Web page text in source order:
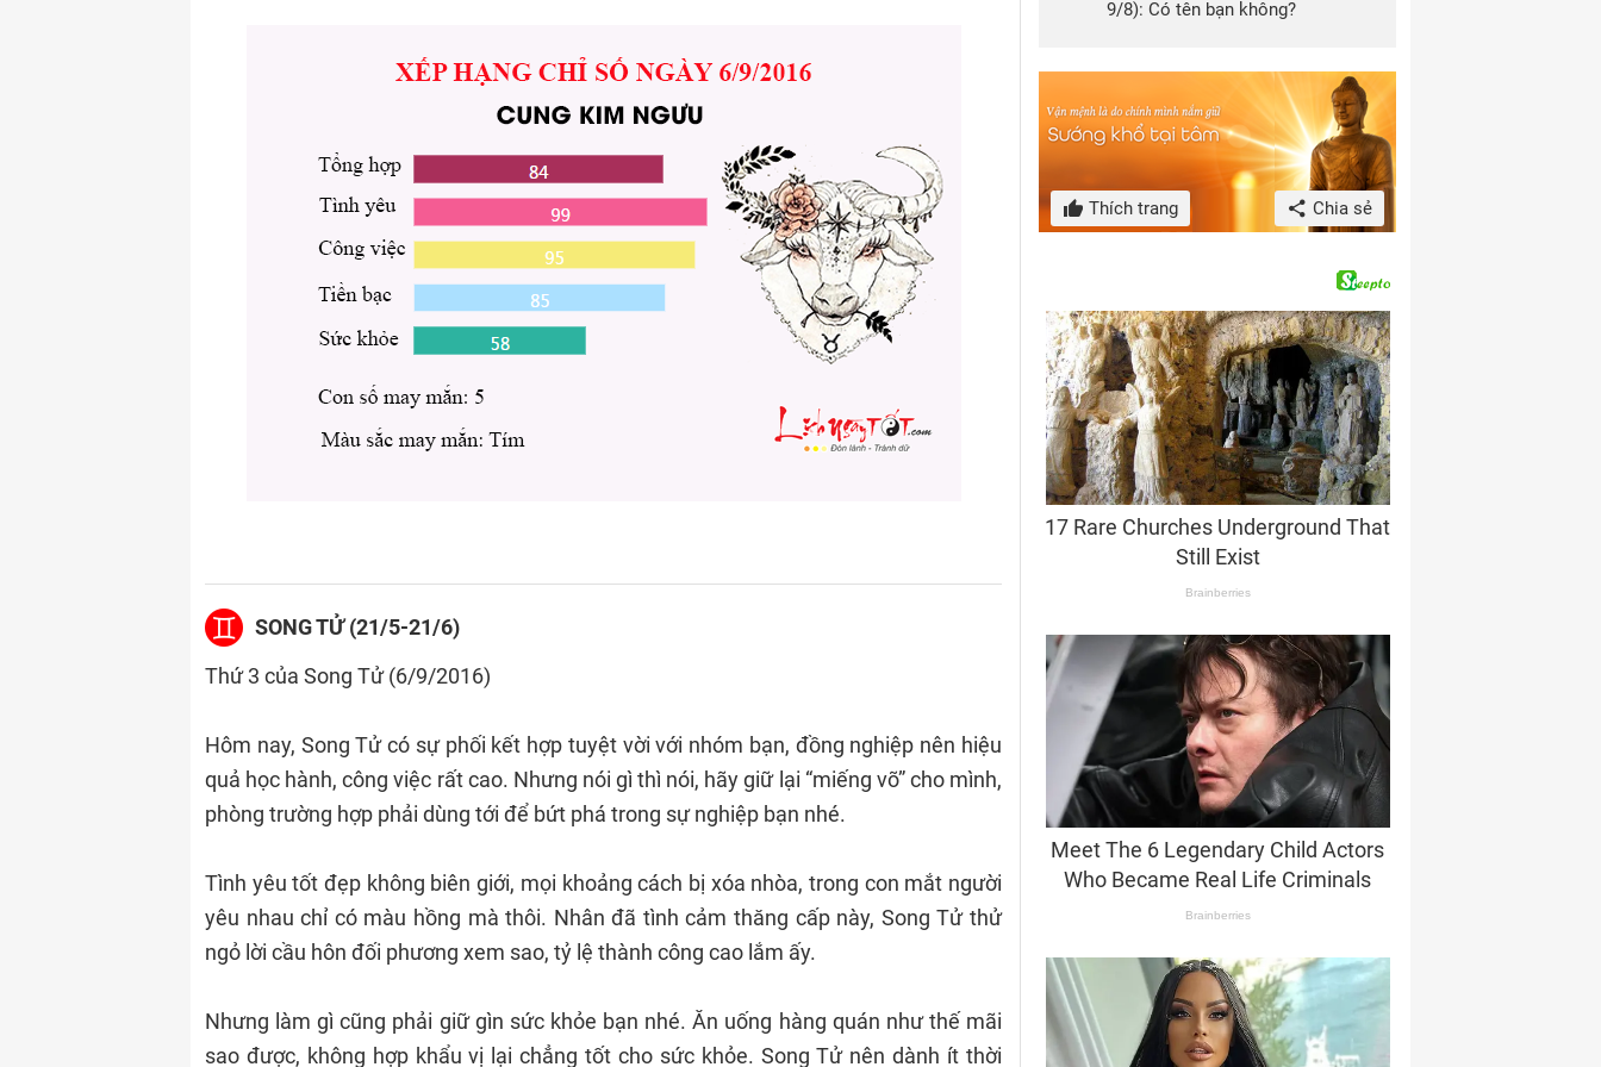
SONG TỬ (21/5-21/6)
Thứ 3 của Song Tử (6/9/2016)
Hôm nay, Song Tử có sự phối kết hợp tuyệt vời với nhóm bạn, đồng nghiệp nên hiệu
quả học hành, công việc rất cao. Nhưng nói gì thì nói, hãy giữ lại “miếng võ” cho mình,
phòng trường hợp phải dùng tới để bứt phá trong sự nghiệp bạn nhé.
Tình yêu tốt đẹp không biên giới, mọi khoảng cách bị xóa nhòa, trong con mắt người
yêu nhau chỉ có màu hồng mà thôi. Nhân đã tình cảm thăng cấp này, Song Tử thử
ngỏ lời cầu hôn đối phương xem sao, tỷ lệ thành công cao lắm ấy.
Nhưng làm gì cũng phải giữ gìn sức khỏe bạn nhé. Ăn uống hàng quán như thế mãi
sao được, không hợp khẩu vị lại chẳng tốt cho sức khỏe. Song Tử nên dành ít thời
9/8): Có tên bạn không?
Thích trang Chia sẻ